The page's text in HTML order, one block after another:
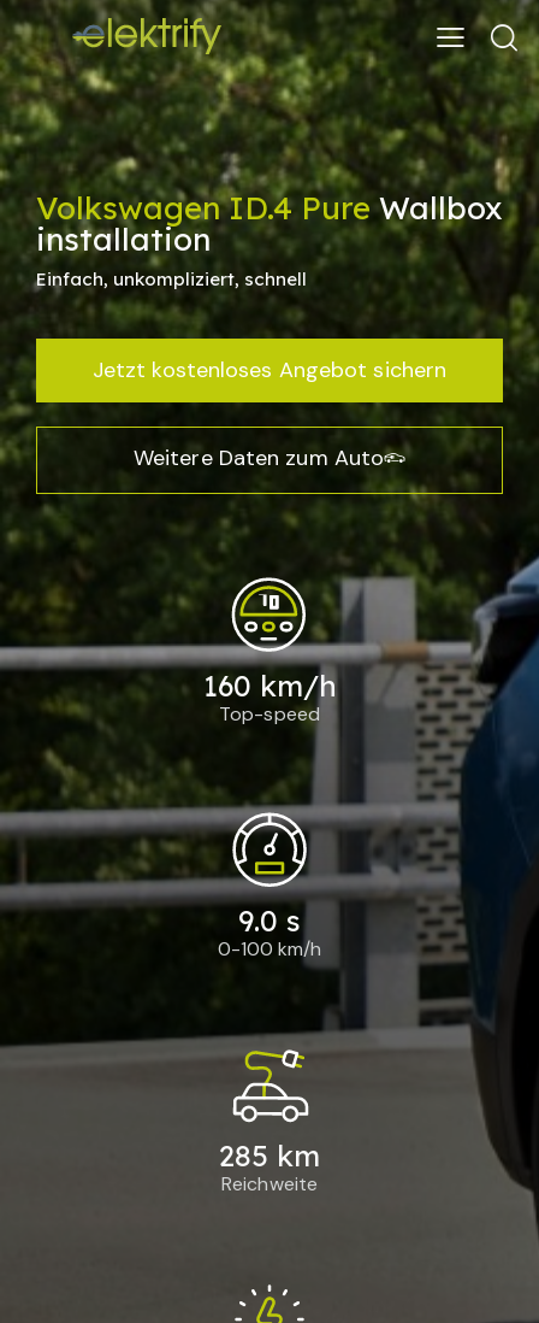
Volkswagen ID.4 PureWallbox
installation
Einfach, unkompliziert, schnell
Jetzt kostenloses Angebot sichern
Weitere Daten zum Auto
160 km/h
Top-speed
9.0 s
0-100 km/h
285 km
Reichweite